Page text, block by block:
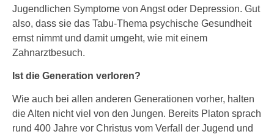
Jugendlichen Symptome von Angst oder Depression. Gut
also, dass sie das Tabu-Thema psychische Gesundheit
ernst nimmt und damit umgeht, wie mit einem
Zahnarztbesuch.
Ist die Generation verloren?
Wie auch bei allen anderen Generationen vorher, halten
die Alten nicht viel von den Jungen. Bereits Platon sprach
rund 400 Jahre vor Christus vom Verfall der Jugend und